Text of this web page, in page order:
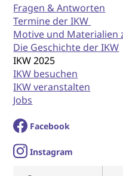
Fragen & Antworten
Termine der IKW
Motive und Materialien
Die Geschichte der IKW
IKW 2025
IKW besuchen
IKW veranstalten
Jobs
Facebook
Instagram